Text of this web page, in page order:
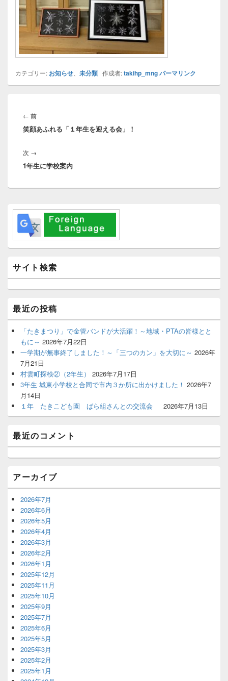
カテゴリー: お知らせ 未分類 作成者:takihp_mngパーマリンク
稿
ナ
ゲ
ー
シ
← 前前
の
笑顔あふれる「１年生を迎える会」！
次 →
の
稿:
1年生に学校案内
メ
ウ
ィ
ェ
ッ
ア
サイト検索
最近の投稿
「たきまつり」で金管バンドが大活躍！～地域・PTAの皆様とと
もに～ 2026年7月22日
一学期が無事終了しました！～「三つのカン」を大切に～ 2026年
7月21日
村雲町探検②（2年生）
2026年7月17日
3年生 城東小学校と合同で市内３か所に出かけました！ 2026年7
月14日
１年 たきこども園 ばら組さんとの交流会
2026年7月13日
最近のコメント
アーカイブ
2026年7月
2026年6月
2026年5月
2026年4月
2026年3月
2026年2月
2026年1月
2025年12月
2025年11月
2025年10月
2025年9月
2025年7月
2025年6月
2025年5月
2025年3月
2025年2月
2025年1月